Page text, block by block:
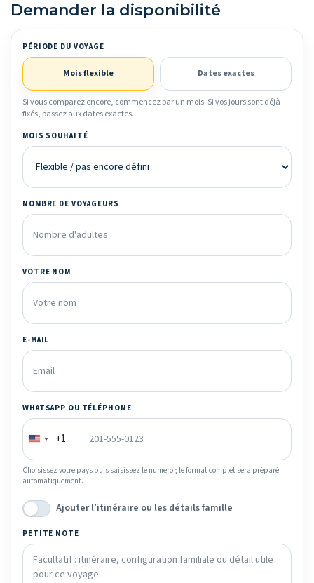
Demander la disponibilité
PÉRIODE DU VOYAGE
Mois flexible Dates exactes
Si vous comparez encore, commencez par un mois. Si vos jours sont déjà
fixés, passez aux dates exactes.
MOIS SOUHAITÉ
NOMBRE DE VOYAGEURS
VOTRE NOM
E-MAIL
WHATSAPP OU TÉLÉPHONE
+1
Choisissez votre pays puis saisissez le numéro ; le format complet sera préparé
automatiquement.
Ajouter l’itinéraire ou les détails famille
PETITE NOTE